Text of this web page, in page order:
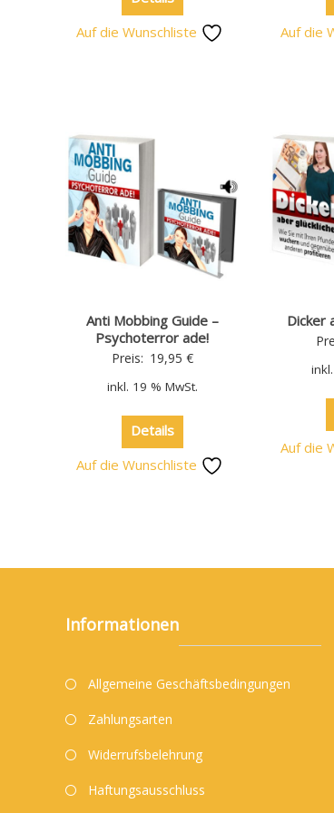
Auf die Wunschliste
Auf die
Anti Mobbing Guide –
Psychoterror ade!
Preis: 19,95 €
inkl. 19 % MwSt.
Details
Auf die Wunschliste
Dicker
Auf die
Informationen
Allgemeine Geschäftsbedingungen
Zahlungsarten
Widerrufsbelehrung
Haftungsausschluss